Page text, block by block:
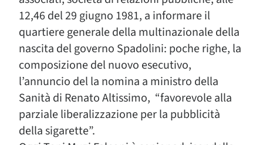
12,46 del 29 giugno 1981, a informare il
quartiere generale della multinazionale della
nascita del governo Spadolini: poche righe, la
composizione del nuovo esecutivo,
l’annuncio del la nomina a ministro della
Sanità di Renato Altissimo, “favorevole alla
parziale liberalizzazione per la pubblicità
della sigarette”.